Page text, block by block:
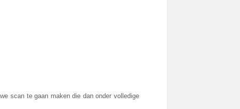
scan te gaan maken die dan onder volledige